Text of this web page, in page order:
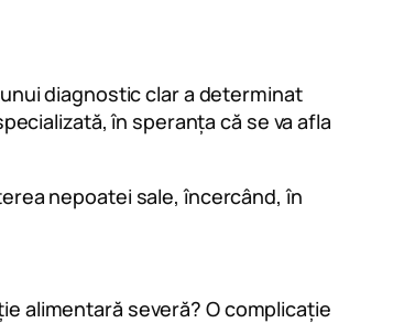
diagnostic clar a determinat
în speranța că se va afla
nepoatei sale, încercând, în
alimentară severă? O complicație